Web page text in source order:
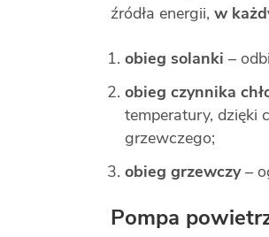
źródła energii, w
obieg solanki –
obieg czynnika
temperatury, dzięki
grzewczego;
obieg grzewczy–
Pompa